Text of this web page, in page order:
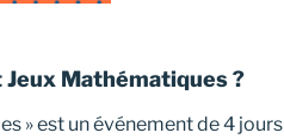
Jeux Mathématiques ?
» est un événement de 4 jours